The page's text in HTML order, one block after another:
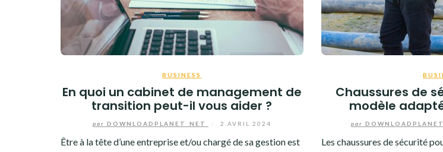
BUSINESS
En quoi un cabinet de management de
transition peut-il vous aider ?
par DOWNLOADPLANET_NET 2 AVRIL 2024
Être à la tête d’une entreprise et/ou chargé de sa gestion est
Chaussures de
modèle
par
Les chaussures de sécurité